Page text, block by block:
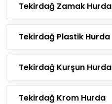
Tekirdağ Zamak Hurda
Tekirdağ Plastik Hurda
Tekirdağ Kurşun Hurda
Tekirdağ Krom Hurda